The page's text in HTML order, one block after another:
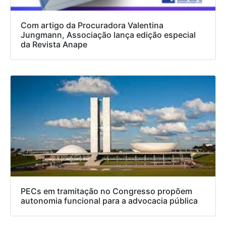
Com artigo da Procuradora Valentina
Jungmann, Associação lança edição especial
da Revista Anape
PECs em tramitação no Congresso propõem
autonomia funcional para a advocacia pública